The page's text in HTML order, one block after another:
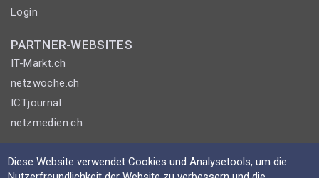
Login
PARTNER-WEBSITES
IT-Markt.ch
netzwoche.ch
ICTjournal
netzmedien.ch
© NETZMEDIEN AG 2026
Impressum
Diese Website verwendet Cookies und Analysetools, um die